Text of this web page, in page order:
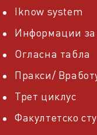
Iknow system
Информации
Огласна табла
Пракси/
Трет циклус
Факултетско